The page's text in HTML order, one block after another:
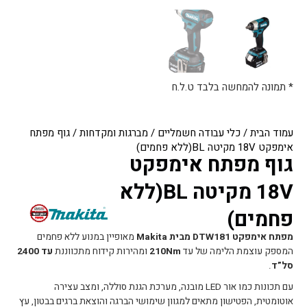
עמוד הבית/כלי עבודה חשמליים /מברגות ומקדחות/ גוף מפתח
אימפקט 18V מקיטה BL(ללא פחמים)
גוף מפתח אימפקט
18V מקיטה BL(ללא
פחמים)
מפתח אימפקט DTW181 מבית Makita
מאופיין במנוע ללא פחמים
המספק עוצמת הלימה של עד 210Nm ומהירות קידוח מתכווננת
עד 2400
סל”ד.
עם תכונות כמו אור LED מובנה, מערכת הגנת סוללה, ומצב עצירה
אוטומטית, הפטישון מתאים למגוון שימושי הברגה והוצאת ברגים בבטון, עץ
* תמונה להמחשה בלבד ט.ל.ח